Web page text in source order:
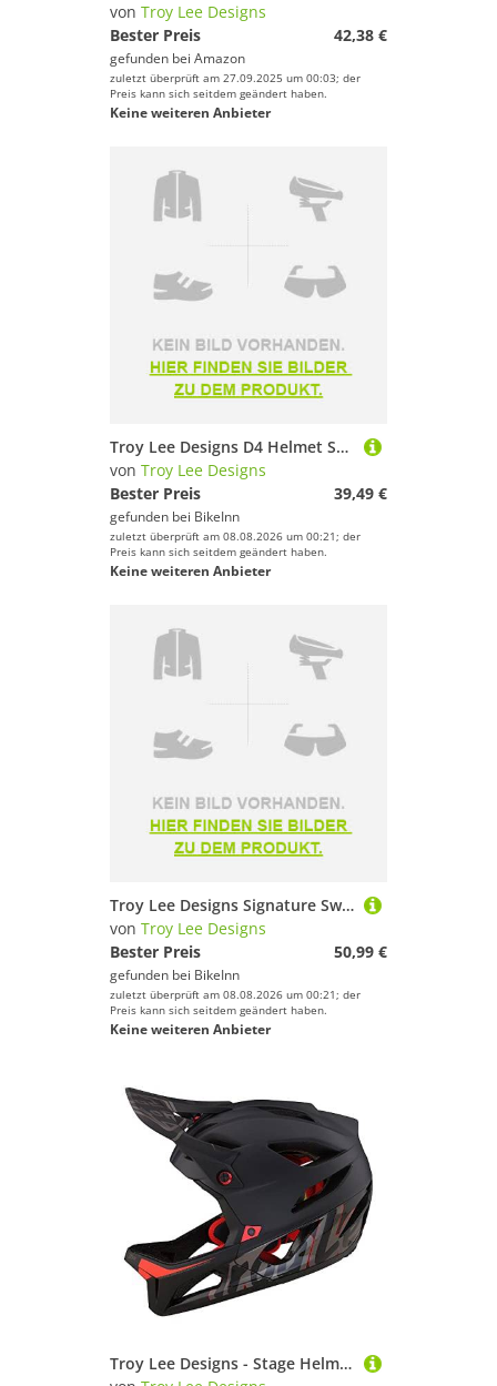
von Troy Lee Designs
Bester Preis
42,38 €
gefunden bei Amazon
zuletzt überprüft am 27.09.2025 um 00:03; der
Preis kann sich seitdem geändert haben.
Keine weiteren Anbieter
Troy Lee Designs D4 Helmet Spare Visor Grün
von Troy Lee Designs
Bester Preis
39,49 €
gefunden bei BikeInn
zuletzt überprüft am 08.08.2026 um 00:21; der
Preis kann sich seitdem geändert haben.
Keine weiteren Anbieter
Troy Lee Designs Signature Sweatshirt Beige,Braun M Junge
von Troy Lee Designs
Bester Preis
50,99 €
gefunden bei BikeInn
zuletzt überprüft am 08.08.2026 um 00:21; der
Preis kann sich seitdem geändert haben.
Keine weiteren Anbieter
Troy Lee Designs - Stage Helm; Signature Black XL/2X